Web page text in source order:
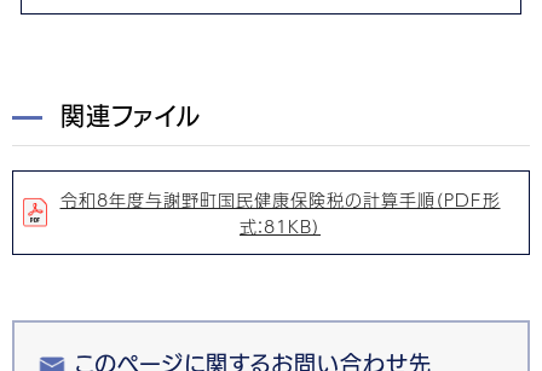
関連ファイル
令和8年度与謝野町国民健康保険税の計算手順（PDF形
式：81KB）
このページに関するお問い合わせ先